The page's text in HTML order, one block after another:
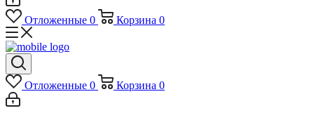
Отложенные 0 Корзина 0
Отложенные 0 Корзина 0